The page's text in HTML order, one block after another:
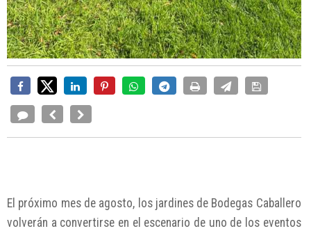
El próximo mes de agosto, los jardines de Bodegas Caballero
volverán a convertirse en el escenario de uno de los eventos